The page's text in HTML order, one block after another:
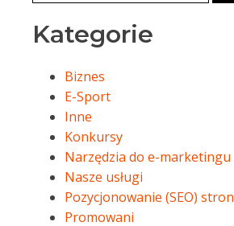
Kategorie
Biznes
E-Sport
Inne
Konkursy
Narzędzia do e-marketingu
Nasze usługi
Pozycjonowanie (SEO) stron
Promowani